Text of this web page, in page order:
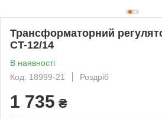
Трансформаторний
CT-12/14
В наявності
Код: 18999-21
Роздріб
1 735 ₴